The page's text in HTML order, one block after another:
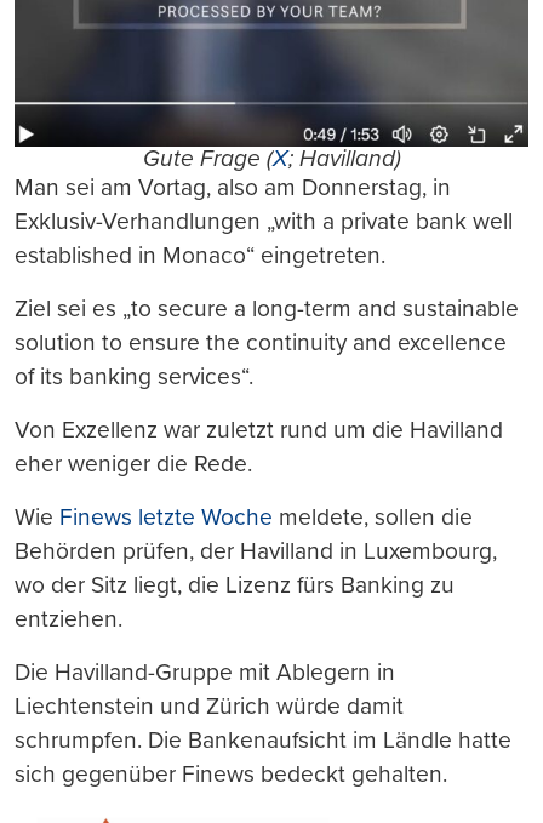
Gute Frage (X; Havilland)
Man sei am Vortag, also am Donnerstag, in
Exklusiv-Verhandlungen „with a private bank well
established in Monaco“ eingetreten.
Ziel sei es „to secure a long-term and sustainable
solution to ensure the continuity and excellence
of its banking services“.
Von Exzellenz war zuletzt rund um die Havilland
eher weniger die Rede.
Wie Finews letzte Woche meldete, sollen die
Behörden prüfen, der Havilland in Luxembourg,
wo der Sitz liegt, die Lizenz fürs Banking zu
entziehen.
Die Havilland-Gruppe mit Ablegern in
Liechtenstein und Zürich würde damit
schrumpfen. Die Bankenaufsicht im Ländle hatte
sich gegenüber Finews bedeckt gehalten.